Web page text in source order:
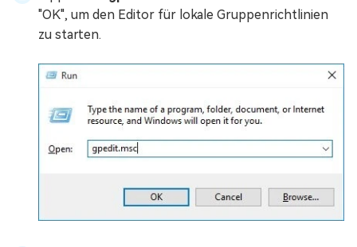
"OK", um den Editor für lokale Gruppenrichtlinien
zu starten.